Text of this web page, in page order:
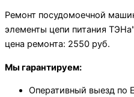
Ремонт посудомоечной
элементы цепи питания
цена ремонта: 2550 руб.
Мы гарантируем:
Оперативный выезд по